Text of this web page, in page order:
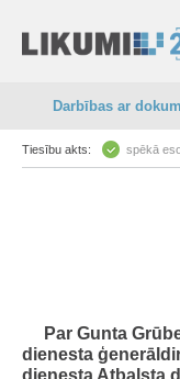
Darbības ar
Tiesību akts: spēkā
Par Gunta
dienesta
dienesta Atbalsta